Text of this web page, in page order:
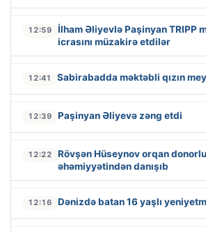
12:59
İlham Əliyevlə Paşinyan TRIPP
icrasını müzakirə etdilər
12:41 Sabirabadda məktəbli qızın
12:39 Paşinyan Əliyevə zəng etdi
12:22
Rövşən Hüseynov orqan
əhəmiyyətindən danışıb
12:16 Dənizdə batan 16 yaşlı